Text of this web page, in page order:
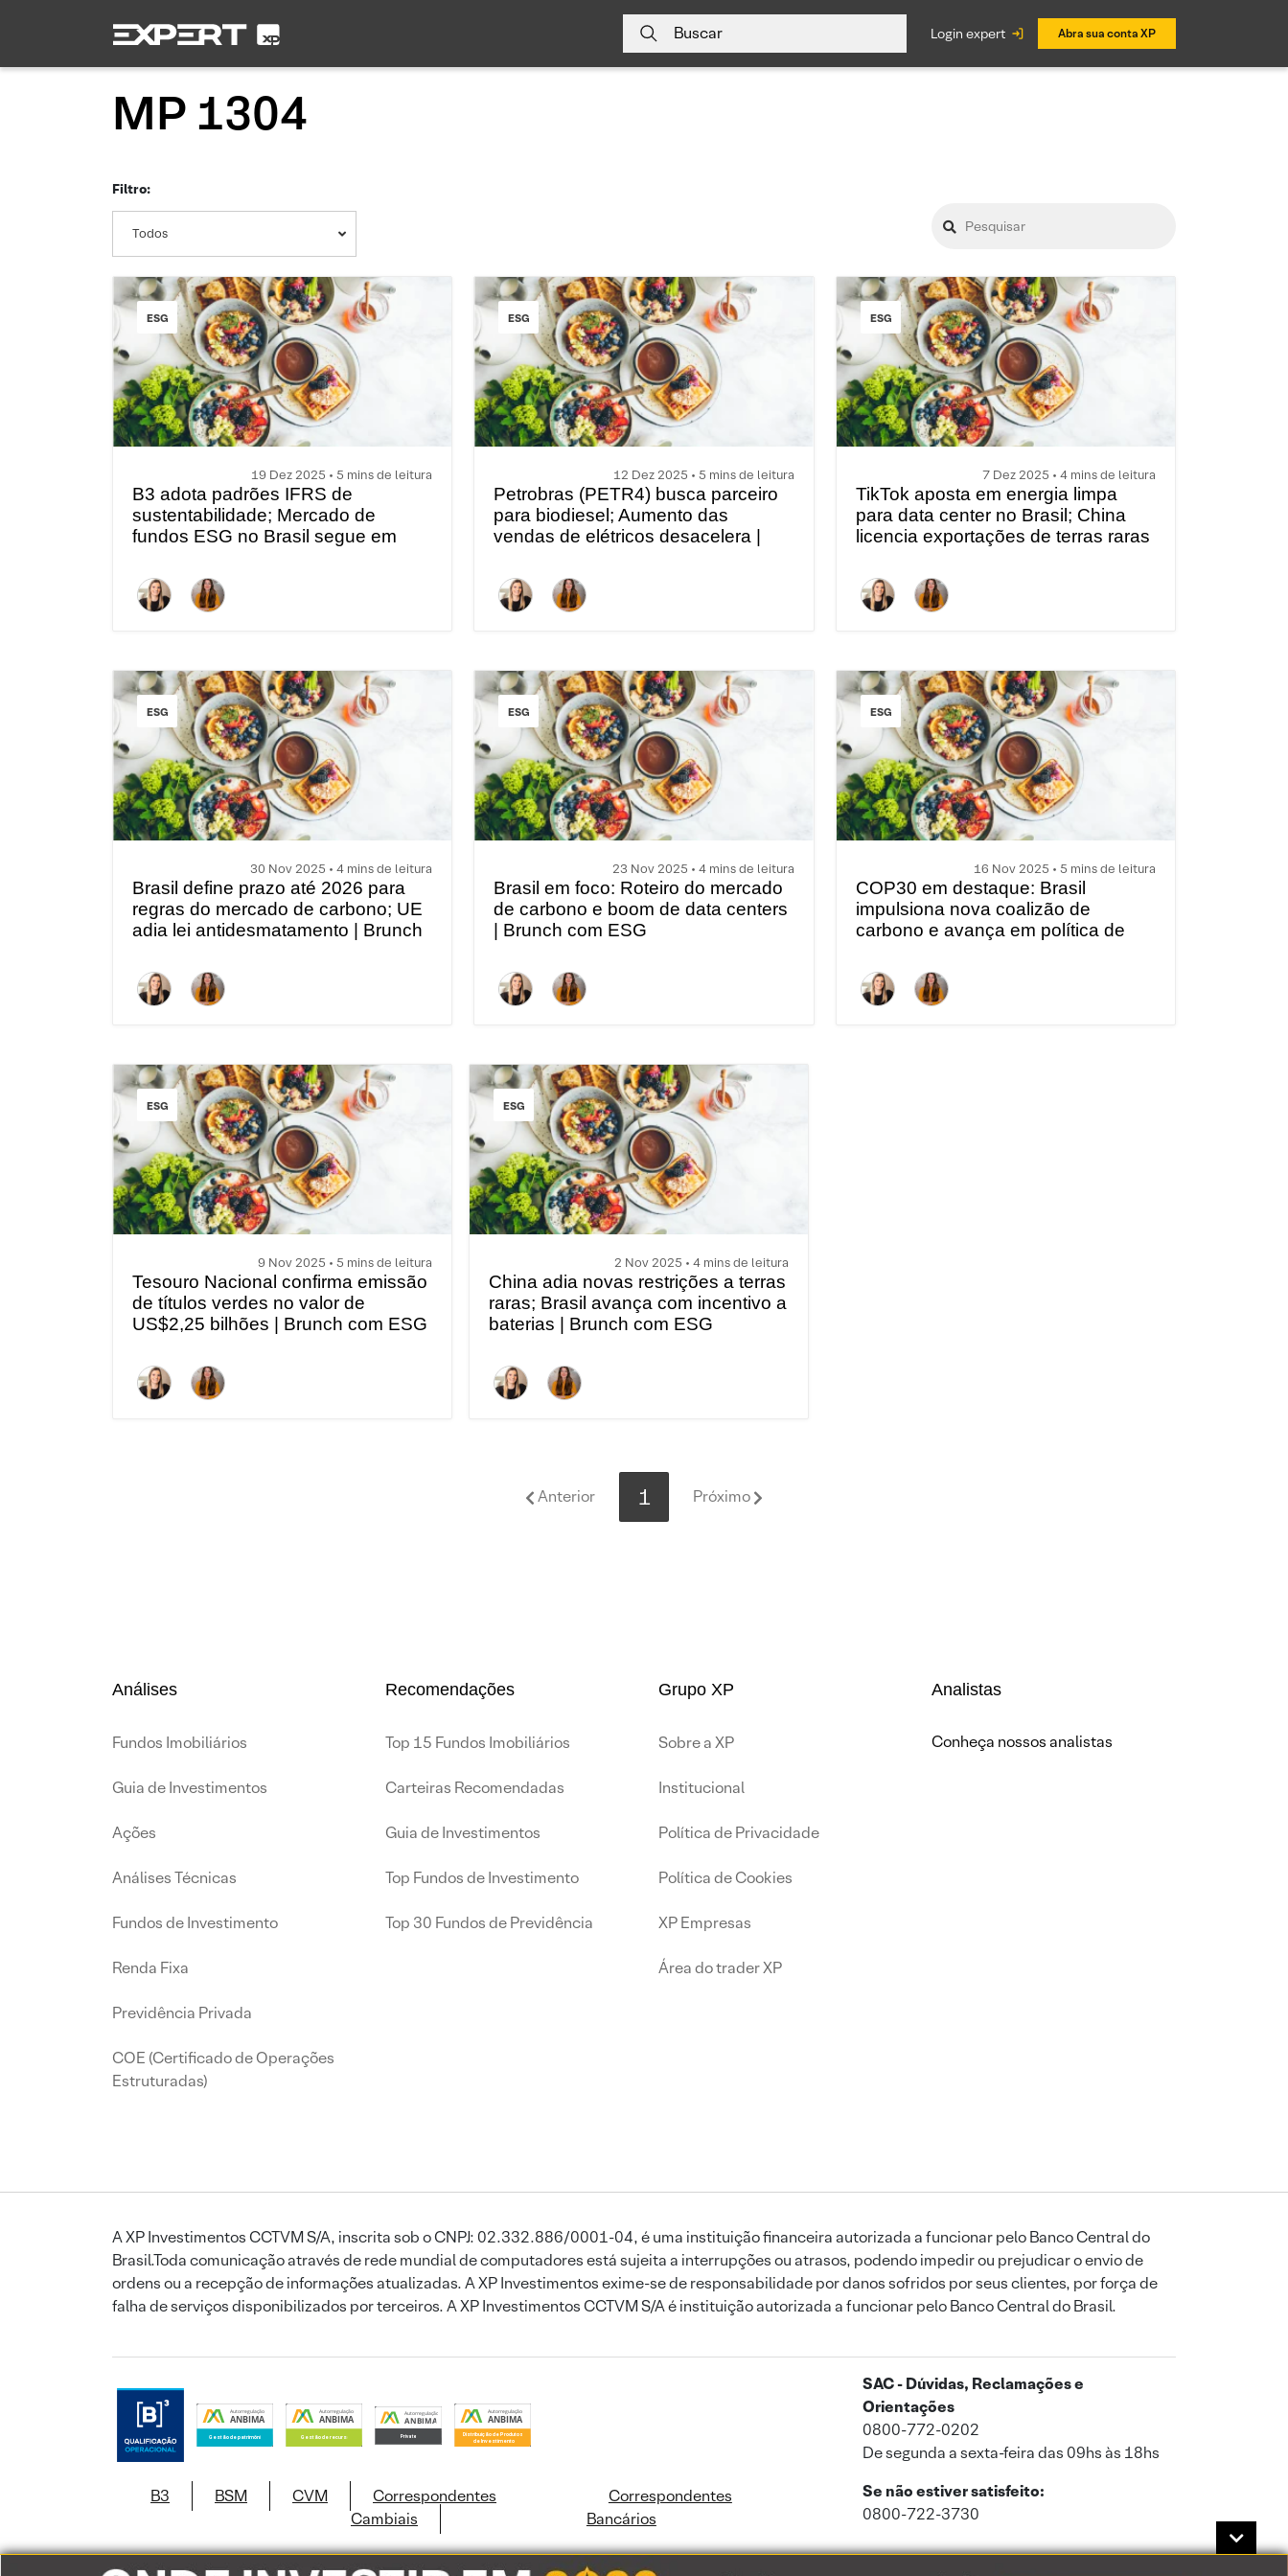
Buscar login expert Abra sua conta XP
MP 1304
Filtro:
Todos
ESG
19 Dez 2025 • 5 mins de leitura
B3 adota padrões IFRS de
sustentabilidade; Mercado de
fundos ESG no Brasil segue em
ESG
12 Dez 2025 • 5 mins de leitura
Petrobras (PETR4) busca parceiro
para biodiesel; Aumento das
vendas de elétricos desacelera |
ESG
7 Dez 2025 • 4 mins de leitura
TikTok aposta em energia limpa
para data center no Brasil; China
licencia exportações de terras raras
ESG
30 Nov 2025 • 4 mins de leitura
Brasil define prazo até 2026 para
regras do mercado de carbono; UE
adia lei antidesmatamento | Brunch
ESG
23 Nov 2025 • 4 mins de leitura
Brasil em foco: Roteiro do mercado
de carbono e boom de data centers
| Brunch com ESG
ESG
16 Nov 2025 • 5 mins de leitura
COP30 em destaque: Brasil
impulsiona nova coalizão de
carbono e avança em política de
ESG
9 Nov 2025 • 5 mins de leitura
Tesouro Nacional confirma emissão
de títulos verdes no valor de
US$2,25 bilhões | Brunch com ESG
ESG
2 Nov 2025 • 4 mins de leitura
China adia novas restrições a terras
raras; Brasil avança com incentivo a
baterias | Brunch com ESG
Anterior 1 Próximo
Análises
Fundos Imobiliários
Guia de Investimentos
Ações
Análises Técnicas
Fundos de Investimento
Renda Fixa
Previdência Privada
COE (Certificado de Operações
Estruturadas)
Recomendações
Top 15 Fundos Imobiliários
Carteiras Recomendadas
Guia de Investimentos
Top Fundos de Investimento
Top 30 Fundos de Previdência
Grupo XP
Sobre a XP
Institucional
Política de Privacidade
Política de Cookies
XP Empresas
Área do trader XP
Analistas
Conheça nossos analistas
A XP Investimentos CCTVM S/A, inscrita sob o CNPJ: 02.332.886/0001-04, é uma instituição financeira autorizada a funcionar pelo Banco Central do
Brasil.Toda comunicação através de rede mundial de computadores está sujeita a interrupções ou atrasos, podendo impedir ou prejudicar o envio de
ordens ou a recepção de informações atualizadas. A XP Investimentos exime-se de responsabilidade por danos sofridos por seus clientes, por força de
falha de serviços disponibilizados por terceiros. A XP Investimentos CCTVM S/A é instituição autorizada a funcionar pelo Banco Central do Brasil.
B3 BSM CVM
Correspondentes
Cambiais
Correspondentes
Bancários
SAC - Dúvidas, Reclamações e
Orientações
0800-772-0202
De segunda a sexta-feira das 09hs às 18hs
Se não estiver satisfeito:
0800-722-3730